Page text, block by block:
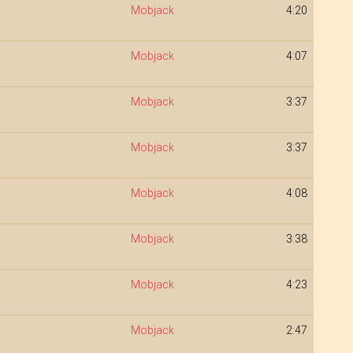
Mobjack 4:20
Mobjack 4:07
Mobjack 3:37
Mobjack 3:37
Mobjack 4:08
Mobjack 3:38
Mobjack 4:23
Mobjack 2:47